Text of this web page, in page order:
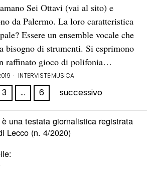
Sei Ottavi (vai al sito) e
da Palermo. La loro caratteristica
Essere un ensemble vocale che
bisogno di strumenti. Si esprimono
raffinato gioco di polifonia…
INTERVISTE·MUSICA
3 … 6 successivo
è una testata giornalistica registrata
Lecco (n. 4/2020)